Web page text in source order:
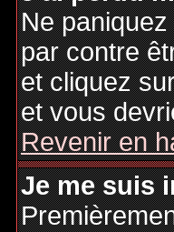
Ne
par contre
et cliquez
et vous
Revenir en
Je me suis